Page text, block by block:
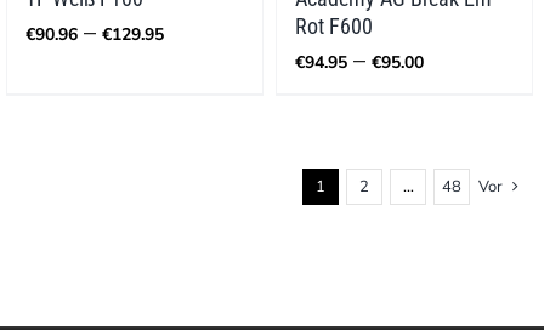
€90.96 – €129.95Preisspanne:Rot F600
€94.95 – €95.00
1 2 … 48 Vor